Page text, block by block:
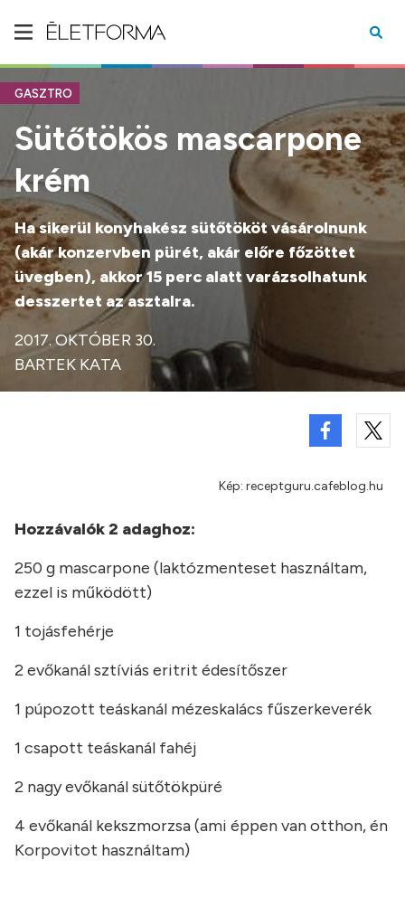
GASZTRO
Sütőtökös mascarpone
krém
Ha sikerül konyhakész sütőtököt vásárolnunk
(akár konzervben pürét, akár előre főzöttet
üvegben), akkor 15 perc alatt varázsolhatunk
desszertet az asztalra.
2017. OKTÓBER 30.
BARTEK KATA
Kép: receptguru.cafeblog.hu
Hozzávalók 2 adaghoz:
250 g mascarpone (laktózmenteset használtam,
ezzel is működött)
1 tojásfehérje
2 evőkanál sztíviás eritrit édesítőszer
1 púpozott teáskanál mézeskalács fűszerkeverék
1 csapott teáskanál fahéj
2 nagy evőkanál sütőtökpüré
4 evőkanál kekszmorzsa (ami éppen van otthon, én
Korpovitot használtam)